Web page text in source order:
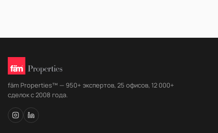
fäm Properties™ — 950+ экспертов, 25 офисов, 12 000+
сделок с 2008 года.